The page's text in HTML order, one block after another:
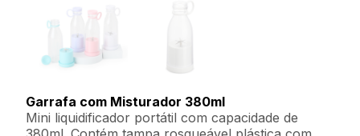
Garrafa com Misturador 380ml
Mini liquidificador portátil com capacidade de